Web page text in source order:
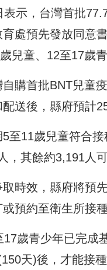
示，台灣首批
處預先發放同意
兒童、12至17歲
購首批BNT兒童
送後，縣府預計
至11歲兒童符合
，其餘約3,191人
時效，縣府將預
預約至衛生所接種
17歲青少年已完成
天)後，才能接